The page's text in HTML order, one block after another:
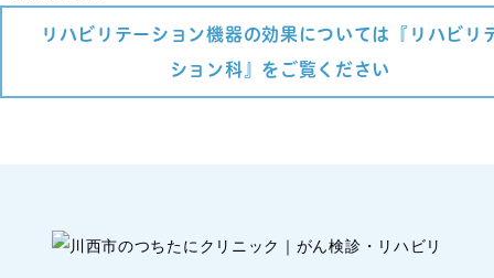
リハビリテーション機器の効果については『リハビリ
ション科』をご覧ください